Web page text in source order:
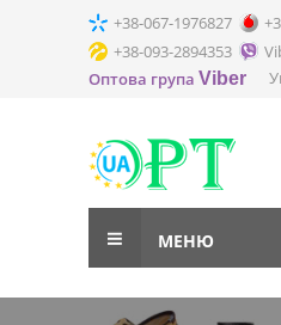
+38-067-1976827
+38-093-2894353
Оптова група Viber
МЕНЮ